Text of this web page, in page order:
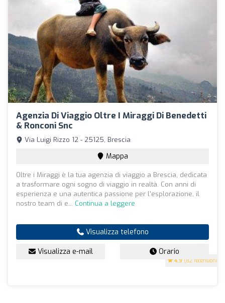
Agenzia Di Viaggio Oltre I Miraggi Di Benedetti
& Ronconi Snc
4.9 (82 recensioni)
Via Luigi Rizzo 12 - 25125, Brescia
Mappa
Oltre i Miraggi è la tua agenzia di viaggio a Brescia, dedicata
a trasformare ogni sogno di viaggio in realtà. Con anni di
esperienza e una autentica passione per l'esplorazione, il
nostro team di e... Continua a leggere
Visualizza telefono
Visualizza e-mail Orario